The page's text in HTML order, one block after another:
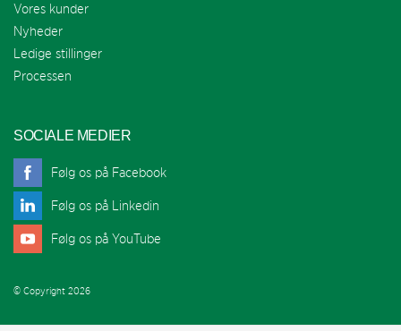
Vores kunder
Nyheder
Ledige stillinger
Processen
SOCIALE MEDIER
Følg os på Facebook
Følg os på Linkedin
Følg os på YouTube
© Copyright 2026